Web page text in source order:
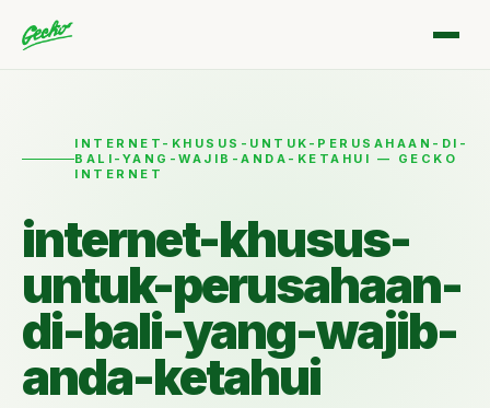
INTERNET-KHUSUS-UNTUK-PERUSAHAAN-DI-
BALI-YANG-WAJIB-ANDA-KETAHUI — GECKO
INTERNET
internet-khusus-
untuk-perusahaan-
di-bali-yang-wajib-
anda-ketahui